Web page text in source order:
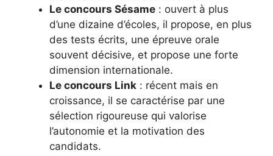
Le concours Sésame : ouvert à plus
d’une dizaine d’écoles, il propose, en plus
des tests écrits, une épreuve orale
souvent décisive, et propose une forte
dimension internationale.
Le concours Link : récent mais en
croissance, il se caractérise par une
sélection rigoureuse qui valorise
l’autonomie et la motivation des
candidats.